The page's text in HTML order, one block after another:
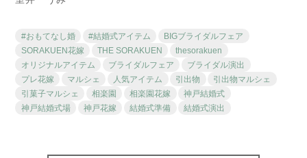
#おもてなし婚 #結婚式アイテム
BIGブライダルフェア
SORAKUEN花嫁
THE SORAKUEN
thesorakuen
オリジナルアイテム
ブライダルフェア
ブライダル演出
プレ花嫁
マルシェ 人気アイテム 引出物
引出物マルシェ
引菓子マルシェ
相楽園 相楽園花嫁
神戸結婚式
神戸結婚式場
神戸花嫁 結婚式準備 結婚式演出